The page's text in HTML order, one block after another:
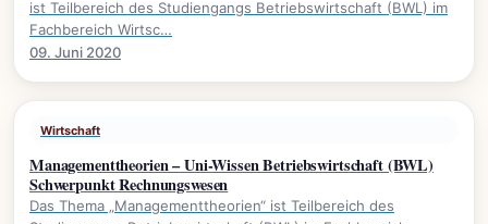
ist Teilbereich des Studiengangs Betriebswirtschaft (BWL) im
Fachbereich Wirtsc…
09. Juni 2020
Wirtschaft
Managementtheorien – Uni-Wissen Betriebswirtschaft (BWL)
Schwerpunkt Rechnungswesen
Das Thema „Managementtheorien“ ist Teilbereich des